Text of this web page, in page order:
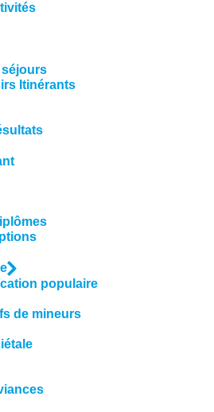
Itinérants
populaire
de mineurs